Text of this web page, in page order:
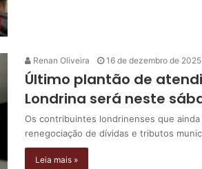
Renan Oliveira 16 de dezembro de 2025
Último plantão de
Londrina será neste
Os contribuintes londrinenses que
renegociação de dívidas e tributos
Leia mais »